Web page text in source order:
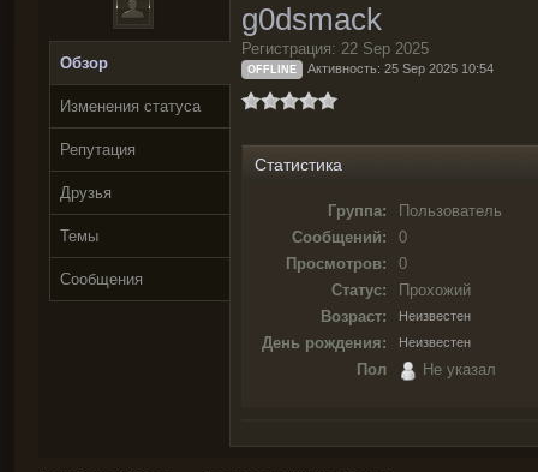
Обзор
Изменения статуса
Репутация
Друзья
Темы
Сообщения
g0dsmack
Регистрация: 22 Sep 2025
OFFLINE Активность: 25 Sep 2025 10:54
Статистика
Группа:
Пользователь
Сообщений:
0
Просмотров:
0
Статус:
Прохожий
Возраст:
Неизвестен
День рождения: Неизвестен
Пол Не указал